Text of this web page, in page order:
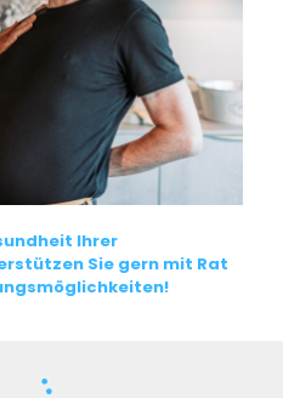
Ihrer
Sie gern mit Rat